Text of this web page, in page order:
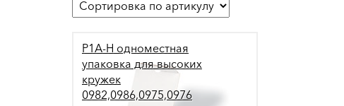
P1A-H одноместная
упаковка для высоких
кружек
0982,0986,0975,0976